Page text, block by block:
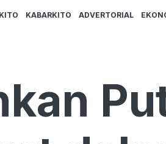
KABARKITO ADVERTORIAL